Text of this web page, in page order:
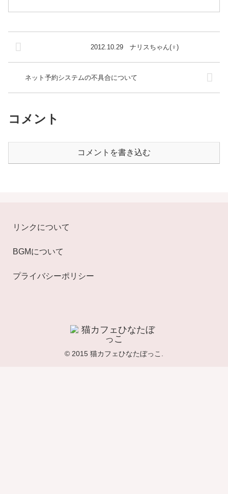
2012.10.29 ナリスちゃん(♀)
ネット予約システムの不具合について
コメント
コメントを書き込む
リンクについて
BGMについて
プライバシーポリシー
© 2015 猫カフェひなたぼっこ.